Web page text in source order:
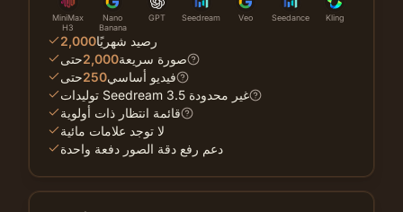
MiniMax
H3
Nano
Banana
GPT Seedream Veo Seedance Kling
2,000رصيد شهريًا
حتى2,000صورة سريعة
حتى250فيديو أساسي
توليدات Seedream 3.5 غير محدودة
قائمة انتظار ذات أولوية
لا توجد علامات مائية
دعم رفع دقة الصور دفعة واحدة